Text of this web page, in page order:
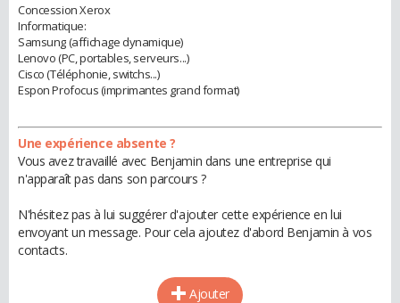
Concession Xerox
Informatique:
Samsung (affichage dynamique)
Lenovo (PC, portables, serveurs...)
Cisco (Téléphonie, switchs...)
Espon Profocus (imprimantes grand format)
Une expérience absente ?
Vous avez travaillé avec Benjamin dans une entreprise qui
n'apparaît pas dans son parcours ?
N'hésitez pas à lui suggérer d'ajouter cette expérience en lui
envoyant un message. Pour cela ajoutez d'abord Benjamin à vos
contacts.
Ajouter